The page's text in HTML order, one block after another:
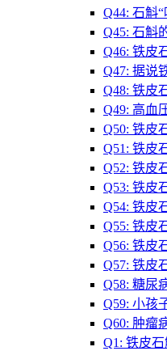
Q44: 石斛
Q45: 石斛
Q46: 铁皮
Q47: 据说
Q48: 铁皮
Q49: 高血
Q50: 铁皮
Q51: 铁皮
Q52: 铁皮
Q53: 铁皮
Q54: 铁皮
Q55: 铁皮
Q56: 铁皮
Q57: 铁皮
Q58: 糖尿
Q59: 小孩
Q60: 肿瘤
Q1: 铁皮